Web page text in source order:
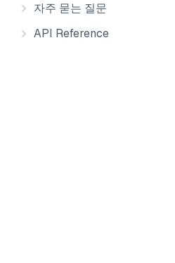
자주 묻는 질문
API Reference